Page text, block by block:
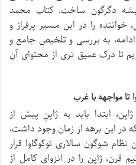
دگرگون ساخت. کتاب محمد
را در این مسیر پرفراز و
به بررسی و تلخیص جامع و
تا درک عمیق تری از محتوای آن
تا مواجهه با غرب
ابتدا باید به ژاپنِ پیش از
این برهه از زمان وجود داشت،
شوگون سالاری توکوگاوا قرار
ژاپن را در انزوای کامل از